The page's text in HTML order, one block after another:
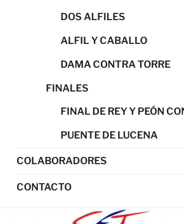
DOS ALFILES
ALFIL Y CABALLO
DAMA CONTRA TORRE
FINALES
FINAL DE REY Y PEÓN
PUENTE DE LUCENA
COLABORADORES
CONTACTO